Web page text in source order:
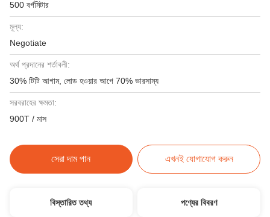
500 বর্গমিটার
মূল্য:
Negotiate
অর্থ প্রদানের শর্তাবলী:
30% টিটি আগাম, লোড হওয়ার আগে 70% ভারসাম্য
সরবরাহের ক্ষমতা:
900T / মাস
সেরা দাম পান এখনই যোগাযোগ করুন
বিস্তারিত তথ্য পণ্যের বিবরণ